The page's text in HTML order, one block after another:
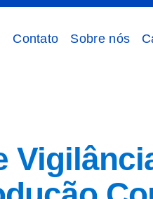
Contato Sobre nós